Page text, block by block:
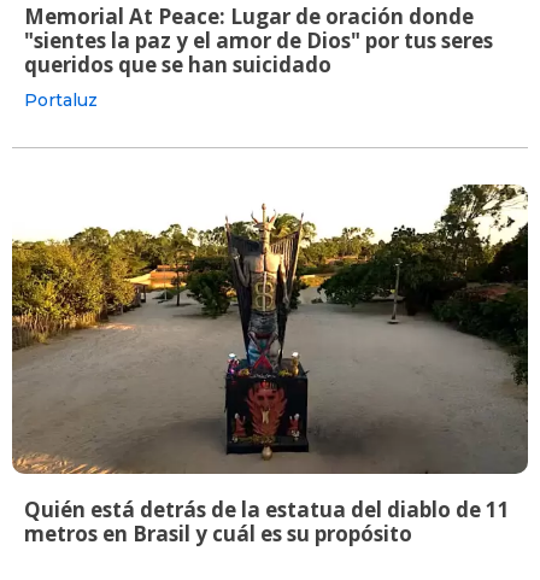
Memorial At Peace: Lugar de oración donde
"sientes la paz y el amor de Dios" por tus seres
queridos que se han suicidado
Portaluz
Quién está detrás de la estatua del diablo de 11
metros en Brasil y cuál es su propósito